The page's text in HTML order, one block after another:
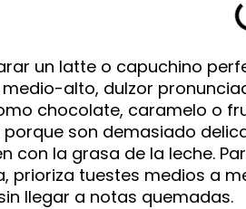
un latte o capuchino
alto, dulzor
chocolate, caramelo o
porque son demasiado
con la grasa de la leche.
prioriza tuestes medios a
llegar a notas quemadas.